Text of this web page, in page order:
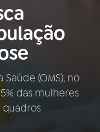
(OMS), no
das mulheres